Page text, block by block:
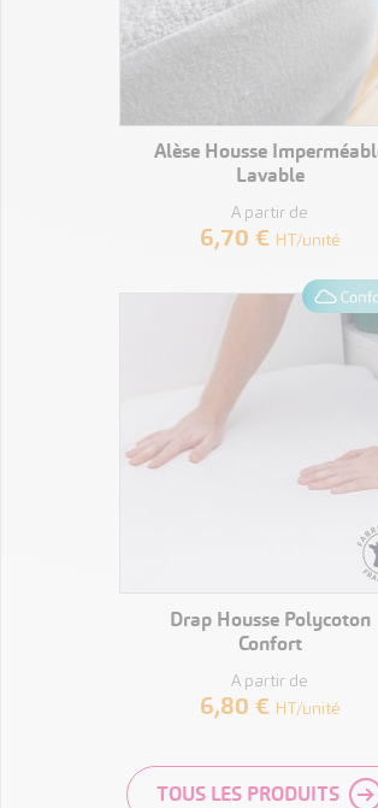
VOIR LE PRODUIT
Alèse Housse
Lavable
A partir de
6,70 € HT/unité
VOIR LE PRODUIT
Drap Housse Polycoton
Confort
A partir de
6,80 € HT/unité
TOUS LES PRODUITS